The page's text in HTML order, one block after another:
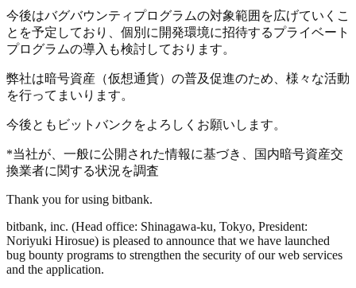
今後はバグバウンティプログラムの対象範囲を広げていくこ
とを予定しており、個別に開発環境に招待するプライベート
プログラムの導入も検討しております。
弊社は暗号資産（仮想通貨）の普及促進のため、様々な活動
を行ってまいります。
今後ともビットバンクをよろしくお願いします。
*当社が、一般に公開された情報に基づき、国内暗号資産交
換業者に関する状況を調査
Thank you for using bitbank.
bitbank, inc. (Head office: Shinagawa-ku, Tokyo, President:
Noriyuki Hirosue) is pleased to announce that we have launched
bug bounty programs to strengthen the security of our web services
and the application.